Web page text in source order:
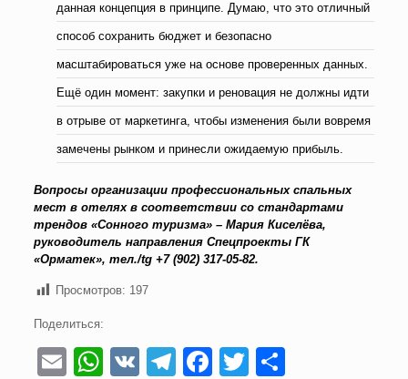
данная концепция в принципе. Думаю, что это отличный
способ сохранить бюджет и безопасно
масштабироваться уже на основе проверенных данных.
Ещё один момент: закупки и реновация не должны идти
в отрыве от маркетинга, чтобы изменения были вовремя
замечены рынком и принесли ожидаемую прибыль.
Вопросы организации профессиональных спальных
мест в отелях в соответствии со стандартами
трендов «Сонного туризма» – Мария Киселёва,
руководитель направления Спецпроекты ГК
«Орматек», тел./tg +7 (902) 317-05-82.
Просмотров: 197
Поделиться:
EmailWhatsApp
VKTelegram
Facebook
Twitter